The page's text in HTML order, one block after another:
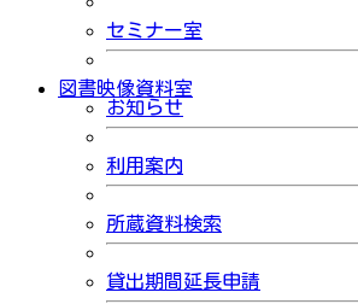
セミナー室
図書映像資料室
お知らせ
利用案内
所蔵資料検索
貸出期間延長申請